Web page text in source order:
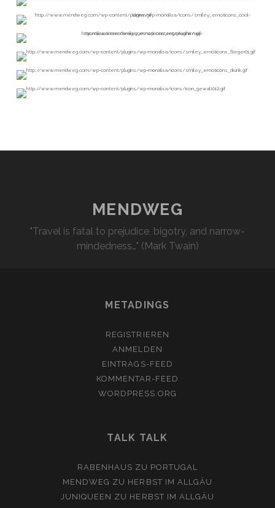
MENDWEG
"Travel is fatal to prejudice, bigotry, and narrow-
mindedness…" (Mark Twain)
METADINGS
REGISTRIEREN
ANMELDEN
EINTRAGS-FEED
KOMMENTAR-FEED
WORDPRESS.ORG
TALK TALK
RABENHAUS ZU PORTUGAL
MENDWEG ZU HERBST IM ALLGÄU
JUNIQUEEN ZU HERBST IM ALLGÄU